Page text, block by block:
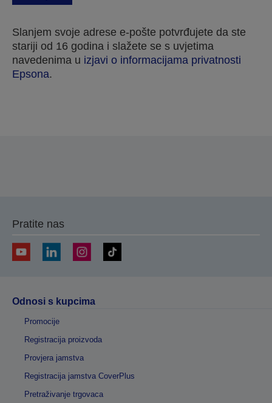
Slanjem svoje adrese e-pošte potvrđujete da ste
stariji od 16 godina i slažete se s uvjetima
navedenima u izjavi o informacijama privatnosti
Epsona.
Pratite nas
Odnosi s kupcima
Promocije
Registracija proizvoda
Provjera jamstva
Registracija jamstva CoverPlus
Pretraživanje trgovaca